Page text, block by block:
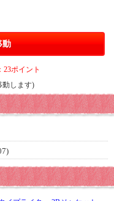
動
23ポイント
動します)